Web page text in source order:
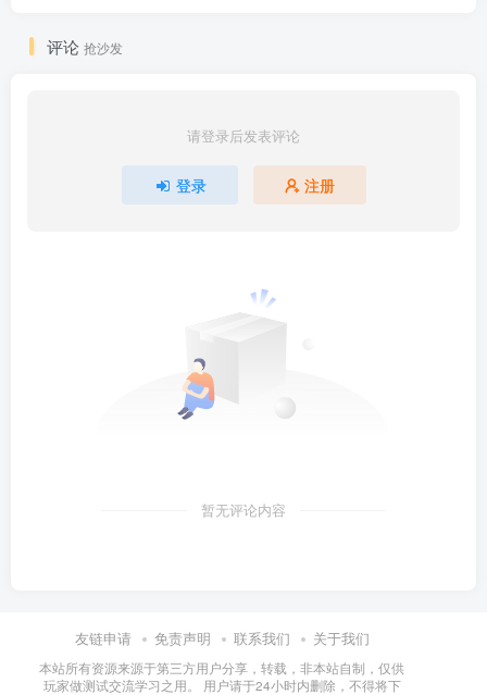
评论 抢沙发
请登录后发表评论
登录 注册
暂无评论内容
友链申请 免责声明 联系我们 关于我们
本站所有资源来源于第三方用户分享，转载，非本站自制，仅供
玩家做测试交流学习之用。 用户请于24小时内删除，不得将下